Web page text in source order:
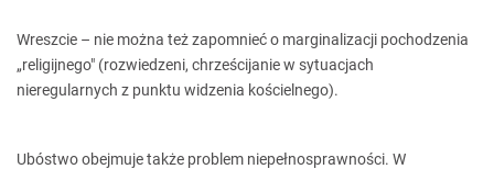
Wreszcie – nie można też zapomnieć o marginalizacji pochodzenia
„religijnego" (rozwiedzeni, chrześcijanie w sytuacjach
nieregularnych z punktu widzenia kościelnego).
Ubóstwo obejmuje także problem niepełnosprawności. W